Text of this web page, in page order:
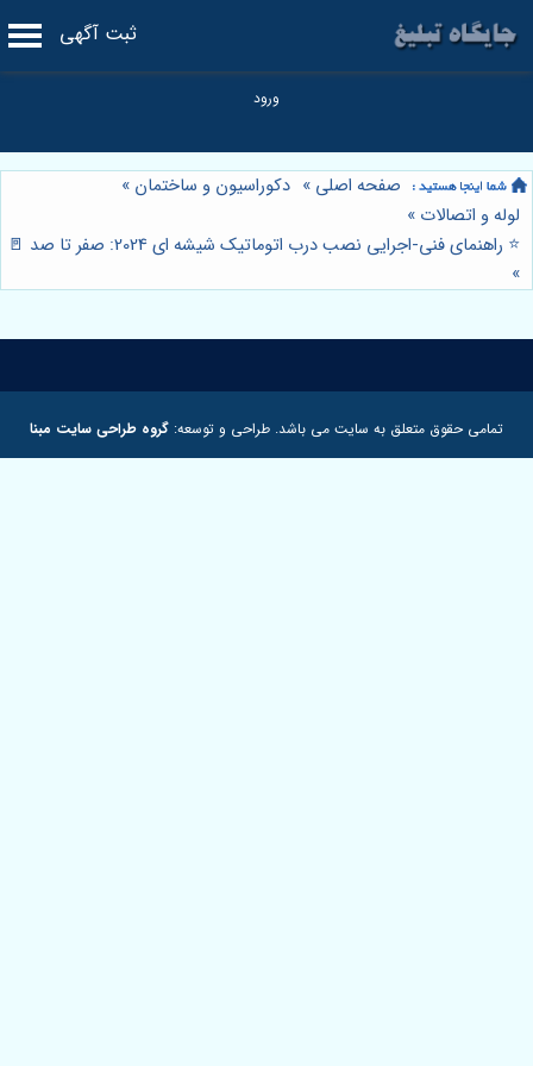
ثبت آگهی
صفحه اصلی » دکوراسیون و ساختمان »
لوله و اتصالات »
⭐️ راهنمای فنی-اجرایی نصب درب اتوماتیک شیشه ای 2024: صفر تا صد 🚪
»
تمامی حقوق متعلق به سایت می باشد. طراحی و توسعه: گروه طراحی سایت مبنا